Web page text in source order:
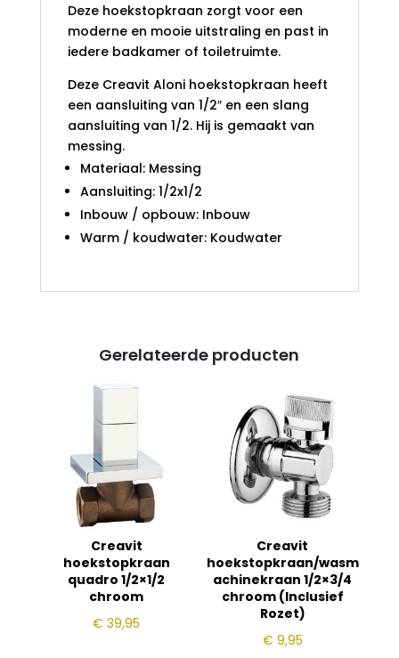
Deze hoekstopkraan zorgt voor een
moderne en mooie uitstraling en past in
iedere badkamer of toiletruimte.
Deze Creavit Aloni hoekstopkraan heeft
een aansluiting van 1/2″ en een slang
aansluiting van 1/2. Hij is gemaakt van
messing.
Materiaal: Messing
Aansluiting: 1/2x1/2
Inbouw / opbouw: Inbouw
Warm / koudwater: Koudwater
Gerelateerde producten
Creavit
hoekstopkraan
quadro 1/2×1/2
chroom
€ 39,95
Creavit
hoekstopkraan/wasm
achinekraan 1/2×3/4
chroom (Inclusief
Rozet)
€ 9,95